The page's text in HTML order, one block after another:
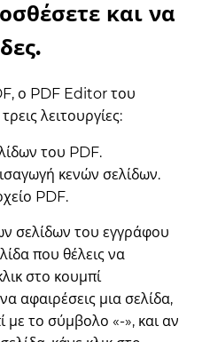
και να
ο PDF Editor του
λειτουργίες:
του PDF.
κενών σελίδων.
PDF.
σελίδων του εγγράφου
που θέλεις να
στο κουμπί
αφαιρέσεις μια σελίδα,
με το σύμβολο «-», και αν